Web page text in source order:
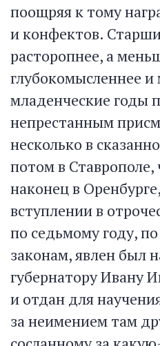
поощряя к тому
и конфектов.
расторопнее, а
глубокомысленнее
младенческие годы
непрестанным
несколько в
потом в Ставрополе,
наконец в
вступлении в
по седьмому году,
законам, явлен был
губернатору Ивану
и отдан для
за неимением там